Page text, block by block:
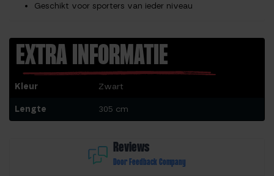
Geschikt voor sporters van ieder niveau
EXTRA INFORMATIE
Kleur Zwart
Lengte 305 cm
Reviews
Door Feedback Company